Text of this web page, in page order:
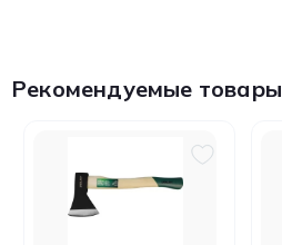
Рекомендуемые товары